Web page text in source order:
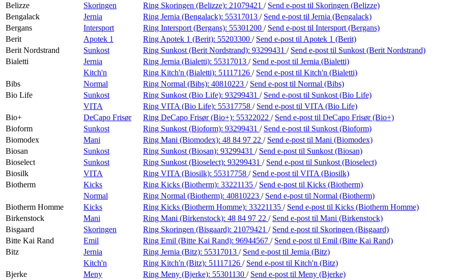
Belizze
Skoringen Ring Skoringen (Belizze): 21079421 / Send e-post til Skoringen (Belizze)
Bengalack
Jernia Ring Jernia (Bengalack): 55317013 / Send e-post til Jernia (Bengalack)
Bergans
Intersport Ring Intersport (Bergans): 55301200 / Send e-post til Intersport (Bergans)
Berit
Apotek 1 Ring Apotek 1 (Berit): 55203300 / Send e-post til Apotek 1 (Berit)
Berit Nordstrand
Sunkost Ring Sunkost (Berit Nordstrand): 93299431 / Send e-post til Sunkost (Berit Nordstrand)
Bialetti
Jernia Ring Jernia (Bialetti): 55317013 / Send e-post til Jernia (Bialetti)
Kitch'n
Ring Kitch'n (Bialetti): 51117126 / Send e-post til Kitch'n (Bialetti)
Bibs
Normal Ring Normal (Bibs): 40810223 / Send e-post til Normal (Bibs)
Bio Life
Sunkost Ring Sunkost (Bio Life): 93299431 / Send e-post til Sunkost (Bio Life)
VITA
Ring VITA (Bio Life): 55317758 / Send e-post til VITA (Bio Life)
Bio+
DeCapo Frisør Ring DeCapo Frisør (Bio+): 55322022 / Send e-post til DeCapo Frisør (Bio+)
Bioform
Sunkost Ring Sunkost (Bioform): 93299431 / Send e-post til Sunkost (Bioform)
Biomodex
Mani Ring Mani (Biomodex): 48 84 97 22 / Send e-post til Mani (Biomodex)
Biosan
Sunkost Ring Sunkost (Biosan): 93299431 / Send e-post til Sunkost (Biosan)
Bioselect
Sunkost Ring Sunkost (Bioselect): 93299431 / Send e-post til Sunkost (Bioselect)
Biosilk
VITA Ring VITA (Biosilk): 55317758 / Send e-post til VITA (Biosilk)
Biotherm
Kicks Ring Kicks (Biotherm): 33221135 / Send e-post til Kicks (Biotherm)
Normal
Ring Normal (Biotherm): 40810223 / Send e-post til Normal (Biotherm)
Biotherm Homme
Kicks Ring Kicks (Biotherm Homme): 33221135 / Send e-post til Kicks (Biotherm Homme)
Birkenstock
Mani Ring Mani (Birkenstock): 48 84 97 22 / Send e-post til Mani (Birkenstock)
Bisgaard
Skoringen Ring Skoringen (Bisgaard): 21079421 / Send e-post til Skoringen (Bisgaard)
Bitte Kai Rand
Emil Ring Emil (Bitte Kai Rand): 96944567 / Send e-post til Emil (Bitte Kai Rand)
Bitz
Jernia Ring Jernia (Bitz): 55317013 / Send e-post til Jernia (Bitz)
Kitch'n
Ring Kitch'n (Bitz): 51117126 / Send e-post til Kitch'n (Bitz)
Bjerke
Meny Ring Meny (Bjerke): 55301130 / Send e-post til Meny (Bjerke)